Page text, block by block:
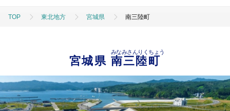
TOP 東北地方 宮城県 南三陸町
宮城県 南三陸町
みなみさんりくちょう